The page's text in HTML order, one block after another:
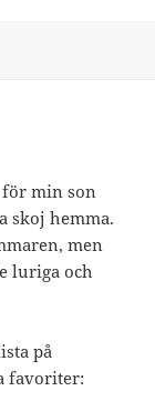
bostadspriser
min son
skoj hemma.
men
luriga och
på
favoriter: